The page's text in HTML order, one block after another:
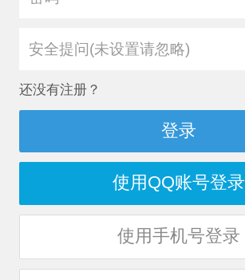
安全提问(未设置请忽略)
还没有注册？
登录
使用QQ账号登录
使用手机号登录